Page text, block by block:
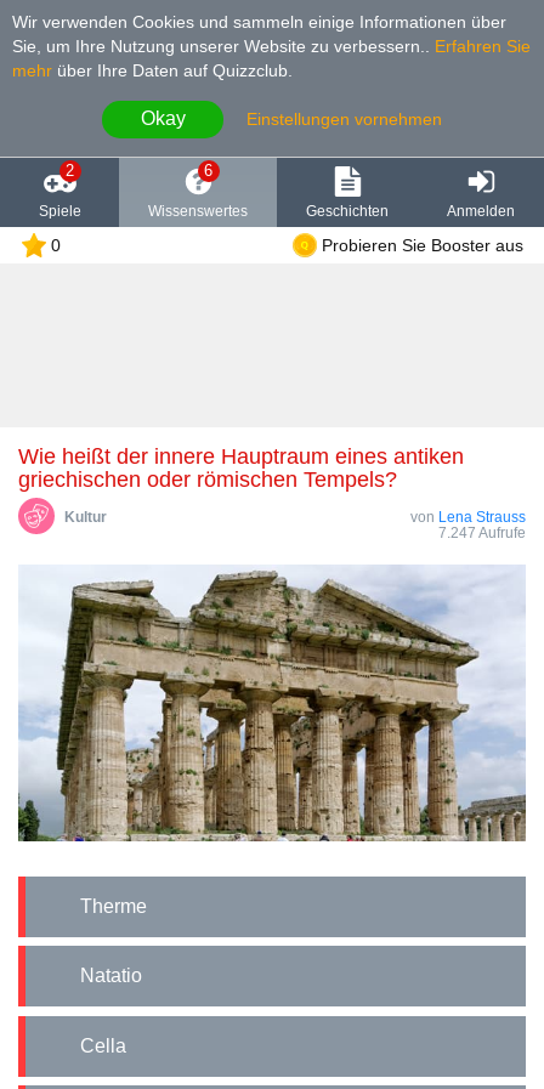
Wir verwenden Cookies und sammeln einige Informationen über
Sie, um Ihre Nutzung unserer Website zu verbessern.
Erfahren Sie
mehr über Ihre Daten auf Quizzclub.
Okay Einstellungen vornehmen
2
Spiele
6
Wissenswertes Geschichten Anmelden
0 Probieren Sie Booster aus
Wie heißt der innere Hauptraum eines antiken
griechischen oder römischen Tempels?
Kultur von Lena Strauss
7.247 Aufrufe
Therme
Natatio
Cella